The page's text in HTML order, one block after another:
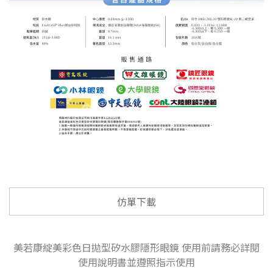
仿單下載
美若康綻美彩色日拋型矽水膠隱形眼鏡 使用前請務必詳閱
使用說明書並遵照指示使用